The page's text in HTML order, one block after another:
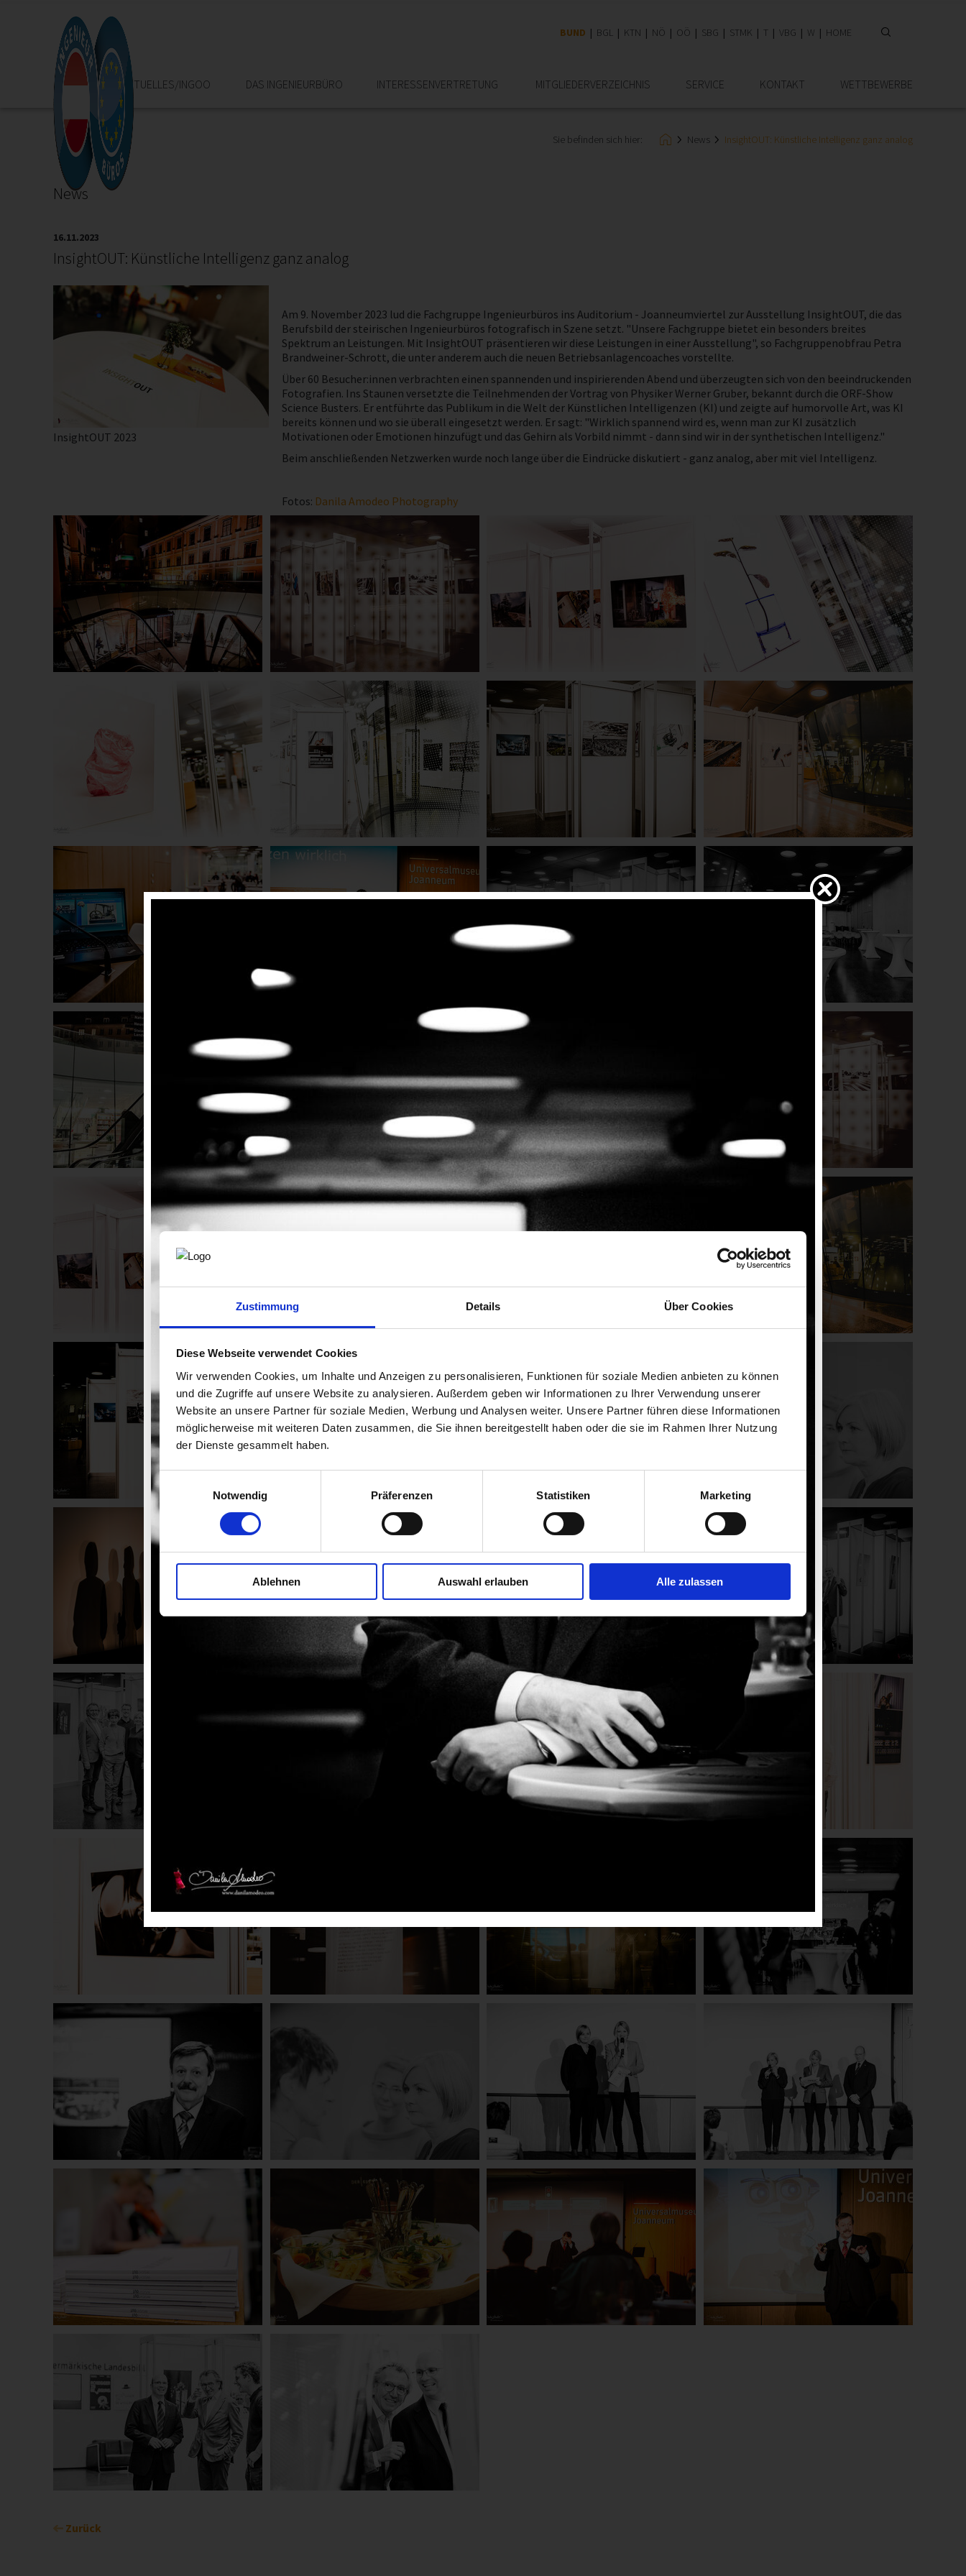
Zustimmung Details Über Cookies
Diese Webseite verwendet Cookies
Wir verwenden Cookies, um Inhalte und Anzeigen zu personalisieren, Funktionen für soziale Medien anbieten zu können
und die Zugriffe auf unsere Website zu analysieren. Außerdem geben wir Informationen zu Ihrer Verwendung unserer
Website an unsere Partner für soziale Medien, Werbung und Analysen weiter. Unsere Partner führen diese Informationen
möglicherweise mit weiteren Daten zusammen, die Sie ihnen bereitgestellt haben oder die sie im Rahmen Ihrer Nutzung
der Dienste gesammelt haben.
Einwilligungsauswahl
Notwendig
Präferenzen Statistiken Marketing
Ablehnen Auswahl erlauben Alle zulassen
BUND BGL KTN NÖ OÖ SBG STMK T VBG W HOME
HOME AKTUELLES/INGOO DAS INGENIEURBÜRO INTERESSEN­VERTRETUNG MITGLIEDER­VERZEICHNIS SERVICE KONTAKT WETTBEWERBE
Sie befinden sich hier: News InsightOUT: Künstliche Intelligenz ganz analog
News
16.11.2023
InsightOUT: Künstliche Intelligenz ganz analog
InsightOUT 2023
Am 9. November 2023 lud die Fachgruppe Ingenieurbüros ins Auditorium - Joanneumviertel zur Ausstellung InsightOUT, die das
Berufsbild der steirischen Ingenieurbüros fotografisch in Szene setzt. "Unsere Fachgruppe bietet ein besonders breites
Spektrum an Leistungen. Mit InsightOUT präsentieren wir diese Leistungen in einer Ausstellung", so Fachgruppenobfrau Petra
Brandweiner-Schrott, die unter anderem auch die neuen Betriebsanlagencoaches vorstellte.
Über 60 Besucher:innen verbrachten einen spannenden und inspirierenden Abend und überzeugten sich von den beeindruckenden
Fotografien. Ins Staunen versetzte die Teilnehmenden der Vortrag von Physiker Werner Gruber, bekannt durch die ORF-Show
Science Busters. Er entführte das Publikum in die Welt der Künstlichen Intelligenzen (KI) und zeigte auf humorvolle Art, was KI
bereits können und wo sie überall eingesetzt werden. Er sagt: "Wirklich spannend wird es, wenn man zur KI zusätzlich
Motivationen oder Emotionen hinzufügt und das Gehirn als Vorbild nimmt - dann sind wir in der synthetischen Intelligenz."
Beim anschließenden Netzwerken wurde noch lange über die Eindrücke diskutiert - ganz analog, aber mit viel Intelligenz.
Fotos: Danila Amodeo Photography
Zurück